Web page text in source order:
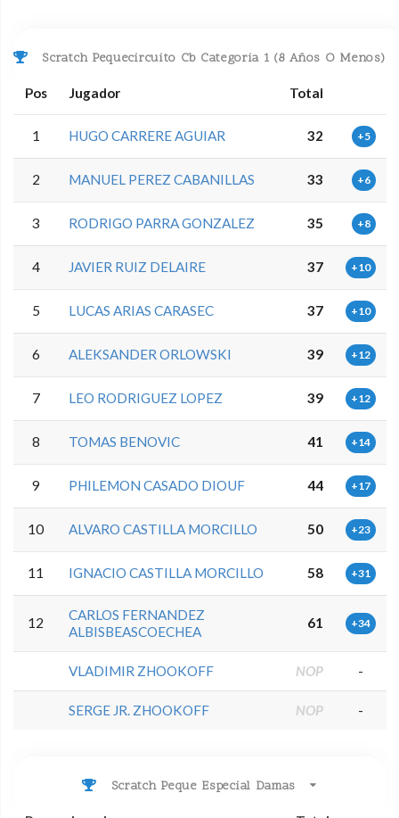
Scratch Pequecircuito Cb Categoria 1 (8 Años O Menos)
Pos Jugador Total
1 HUGO CARRERE AGUIAR 32 +5
2 MANUEL PEREZ CABANILLAS 33 +6
3 RODRIGO PARRA GONZALEZ 35 +8
4 JAVIER RUIZ DELAIRE 37 +10
5 LUCAS ARIAS CARASEC 37 +10
6 ALEKSANDER ORLOWSKI 39 +12
7 LEO RODRIGUEZ LOPEZ 39 +12
8 TOMAS BENOVIC 41 +14
9 PHILEMON CASADO DIOUF 44 +17
10 ALVARO CASTILLA MORCILLO 50 +23
11 IGNACIO CASTILLA MORCILLO 58 +31
12
CARLOS FERNANDEZ
ALBISBEASCOECHEA
61 +34
VLADIMIR ZHOOKOFF NOP -
SERGE JR. ZHOOKOFF NOP -
Scratch Peque Especial Damas